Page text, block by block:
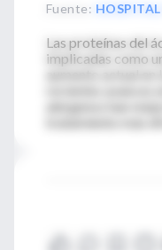
Fuente:
Las proteínas del
implicadas como
aumento actual en
alergenos han